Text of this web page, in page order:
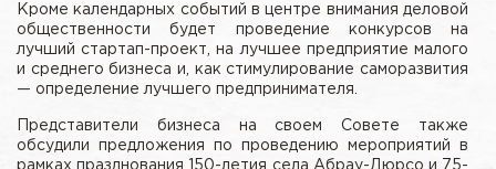
Кроме календарных событий в центре внимания деловой
общественности будет проведение конкурсов на
лучший стартап-проект, на лучшее предприятие малого
и среднего бизнеса и, как стимулирование саморазвития
— определение лучшего предпринимателя.
Представители бизнеса на своем Совете также
обсудили предложения по проведению мероприятий в
рамках празднования 150-летия села Абрау-Дюрсо и 75-